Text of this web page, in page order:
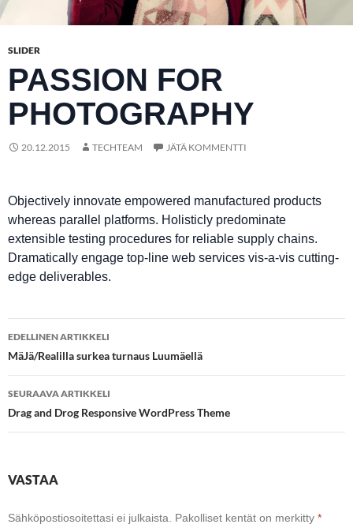
SLIDER
PASSION FOR
PHOTOGRAPHY
20.12.2015 TECHTEAM JÄTÄ KOMMENTTI
Objectively innovate empowered manufactured products
whereas parallel platforms. Holisticly predominate
extensible testing procedures for reliable supply chains.
Dramatically engage top-line web services vis-a-vis cutting-
edge deliverables.
Artikkelien
selaus
EDELLINEN ARTIKKELI
MäJä/Realilla surkea turnaus Luumäellä
SEURAAVA ARTIKKELI
Drag and Drog Responsive WordPress Theme
VASTAA
Sähköpostiosoitettasi ei julkaista. Pakolliset kentät on merkitty *